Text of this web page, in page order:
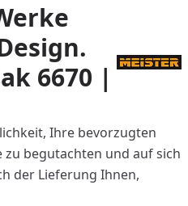
6670 |
Ihre bevorzugten
begutachten und auf sich
der Lieferung Ihnen,